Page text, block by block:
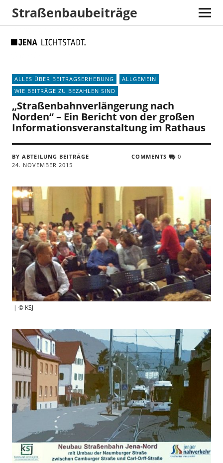
map
Straßenbaubeiträge
ALLES ÜBER BEITRAGSERHEBUNG
ALLGEMEIN
WIE BEITRÄGE ZU BEZAHLEN SIND
„Straßenbahnverlängerung nach
Norden“ – Ein Bericht von der großen
Informationsveranstaltung im Rathaus
BY ABTEILUNG BEITRÄGE
24. NOVEMBER 2015
COMMENTS 0
| © KSJ